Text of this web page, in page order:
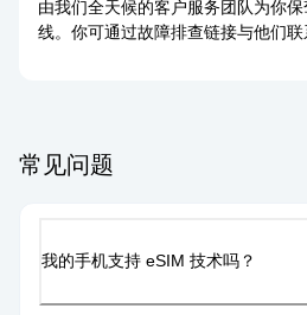
由我们全天候的客户服务团队为你
线。你可通过故障排查链接与他们联
常见问题
我的手机支持 eSIM 技术吗？